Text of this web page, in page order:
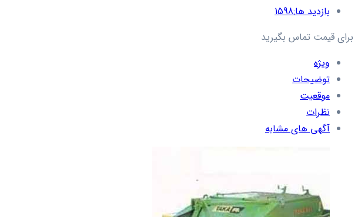
بازدید ها:1598
برای قیمت تماس بگیرید
ویژه
توضیحات
موقعیت
نظرات
آگهی های مشابه